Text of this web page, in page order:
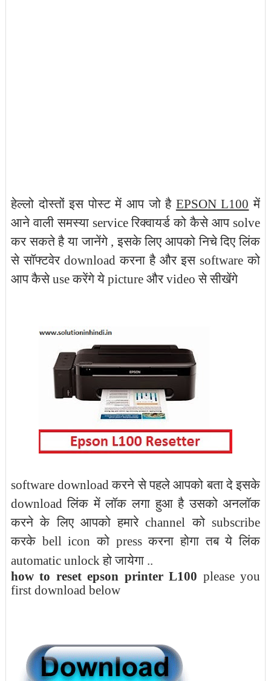
हेल्लो दोस्तों इस पोस्ट में आप जो है EPSON L100 में
आने वाली समस्या service रिक्वायर्ड को कैसे आप solve
कर सकते है या जानेंगे , इसके लिए आपको निचे दिए लिंक
से सॉफ्टवेर download करना है और इस software को
आप कैसे use करेंगे ये picture और video से सीखेंगे
software download करने से पहले आपको बता दे इसके
download लिंक में लॉक लगा हुआ है उसको अनलॉक
करने के लिए आपको हमारे channel को subscribe
करके bell icon को press करना होगा तब ये लिंक
automatic unlock हो जायेगा ..
how to reset epson printer L100 please you
first download below